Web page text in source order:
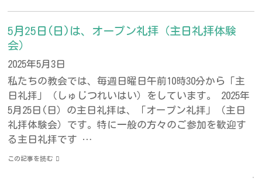
5月25日(日)は、オープン礼拝（主日礼拝体験
会）
2025年5月3日
私たちの教会では、毎週日曜日午前10時30分から「主
日礼拝」（しゅじつれいはい）をしています。 2025年
5月25日(日）の主日礼拝は、「オープン礼拝」（主日
礼拝体験会）です。特に一般の方々のご参加を歓迎す
る主日礼拝です …
この記事を読む